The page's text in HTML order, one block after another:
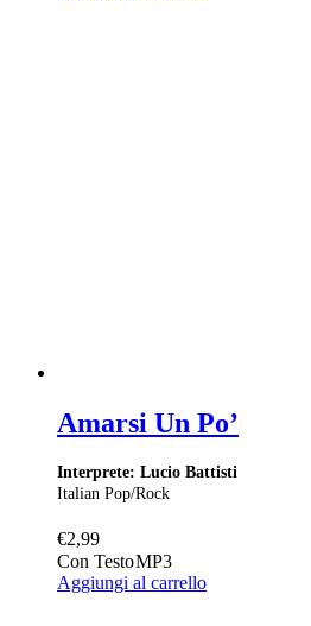
Amarsi Un Po’
Interprete: Lucio Battisti
Italian Pop/Rock
€2,99
Con TestoMP3
Aggiungi al carrello